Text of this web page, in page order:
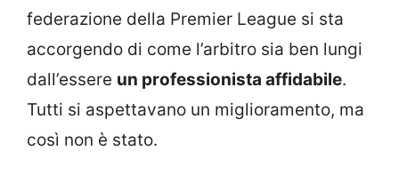
federazione della Premier League si sta
accorgendo di come l’arbitro sia ben lungi
dall’essere un professionista affidabile.
Tutti si aspettavano un miglioramento, ma
così non è stato.